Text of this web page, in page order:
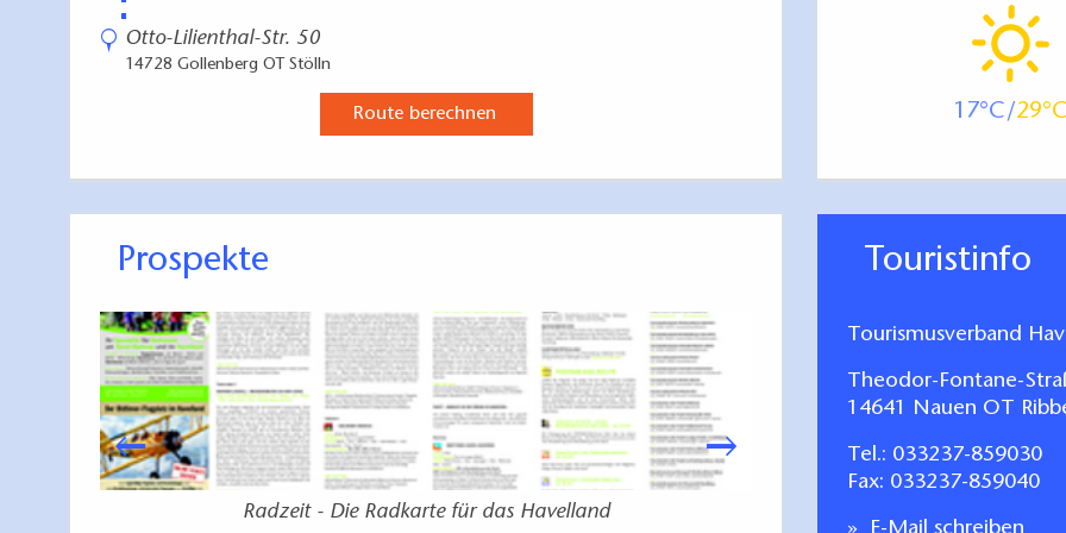
unterste Höhe der Bedienelemente: 90 cm
Länge der Bewegungsfläche vor dem Aufzug: >150 cm
Gästetoilette
Durchgangsbreite der Tür zum Sanitärraum: 94 cm
Durchgangsbreite der schmalsten aller zu benutzenden Türen, Flure und Durchgänge: 94 cm
Tür schlägt nicht in den Sanitärraum auf
Breite der Bewegungsfläche vor dem Waschtisch: >150 cm
Tiefe der Unterfahrbarkeit des Waschtischs (in Höhe von 67 cm): 40 cm
Oberkante des Waschtischs (Armauflagefläche) vom Fußboden aus: 87 cm
im Sitzen und Stehen einsehbarer Spiegel über dem Waschtisch
Länge der Bewegungsfläche vor dem WC-Becken: >150 cm
Breite der Bewegungsfläche vor dem WC-Becken: 120 cm
Länge der Bewegungsfläche rechts neben dem WC-Becken: 123 cm
Otto-Lilienthal-Str. 50
14728 Gollenberg OT Stölln
Route berechnen 17 29
Prospekte
Radzeit - Die Radkarte für das Havelland
Touristinfo
Tourismusverband
Theodor-Fontane-
14641 Nauen OT
Tel.: 033237-859030
Fax: 033237-859040